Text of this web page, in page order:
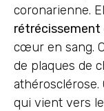
coronarienne.
rétrécissement
cœur en sang.
de plaques de
qui vient vers